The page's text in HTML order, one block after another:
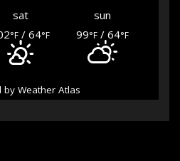
sat
sun
°F / 64°F 99°F/ 64°F
by Weather Atlas